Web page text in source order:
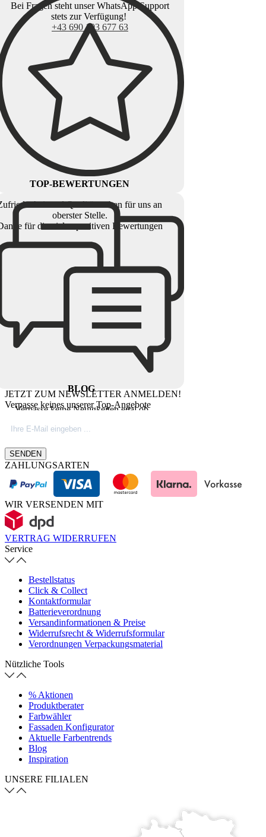
Bei Fragen steht unser WhatsApp Support
stets zur Verfügung!
+43 690 103 677 63
TOP-BEWERTUNGEN
und Qualität stehen für uns an
oberster Stelle.
für die vielen positiven Bewertungen
BLOG
Verpasse keine Neuigkeiten egal ob
Firmeninfos. Besuche unseren Blog.
JETZT ZUM NEWSLETTER ANMELDEN!
Verpasse keines unserer Top-Angebote
SENDEN
ZAHLUNGSARTEN
WIR VERSENDEN MIT
VERTRAG WIDERRUFEN
Service
Bestellstatus
Click & Collect
Kontaktformular
Batterieverordnung
Versandinformationen & Preise
Widerrufsrecht & Widerrufsformular
Verordnungen Verpackungsmaterial
Nützliche Tools
% Aktionen
Produktberater
Farbwähler
Fassaden Konfigurator
Aktuelle Farbentrends
Blog
Inspiration
UNSERE FILIALEN